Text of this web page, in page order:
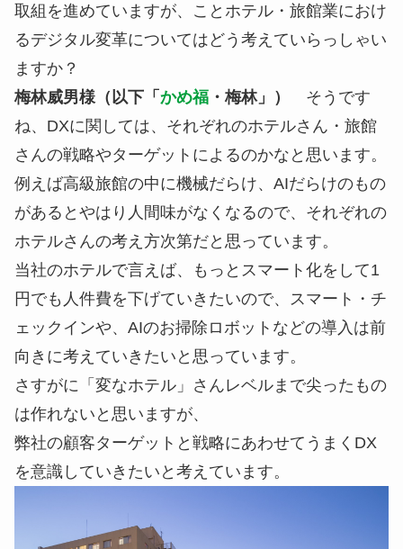
取組を進めていますが、ことホテル・旅館業におけ
るデジタル変革についてはどう考えていらっしゃい
ますか？
梅林威男様（以下「 かめ福 ・梅林」） そうです
ね、DXに関しては、それぞれのホテルさん・旅館
さんの戦略やターゲットによるのかなと思います。
例えば高級旅館の中に機械だらけ、AIだらけのもの
があるとやはり人間味がなくなるので、それぞれの
ホテルさんの考え方次第だと思っています。
当社のホテルで言えば、もっとスマート化をして1
円でも人件費を下げていきたいので、スマート・チ
ェックインや、AIのお掃除ロボットなどの導入は前
向きに考えていきたいと思っています。
さすがに「変なホテル」さんレベルまで尖ったもの
は作れないと思いますが、
弊社の顧客ターゲットと戦略にあわせてうまくDX
を意識していきたいと考えています。